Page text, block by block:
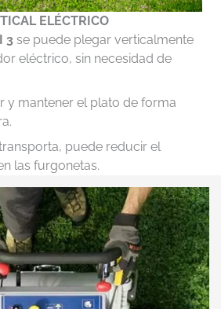
ELÉCTRICO
3 se puede plegar verticalmente
eléctrico, sin necesidad de
y mantener el plato de forma
puede reducir el
las furgonetas.